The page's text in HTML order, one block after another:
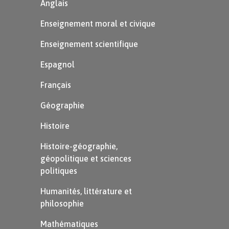
Anglais
Enseignement moral et civique
Enseignement scientifique
Espagnol
Français
Géographie
Histoire
Histoire-géographie,
géopolitique et sciences
politiques
Humanités, littérature et
philosophie
Mathématiques